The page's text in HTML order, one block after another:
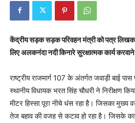
केंद्रीय सड़क सड़क परिवहन मंत्री को पत्र
लिए अलकनंदा नदी किनारे सुरक्षात्मक कार्य
राष्ट्रीय राजमार्ग 107 के अंतर्गत जवाड़ी बाई
स्थानीय विधायक भरत सिंह चौधरी ने निरीक्षण
मीटर हिस्सा पूरा नीचे धंस रहा है। जिसका मुख्य
तेज बहाव की वजह से कटाव हो रहा है। जिसके